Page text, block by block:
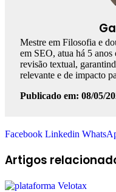
Mestre em Filosofia e
em SEO, atua há 5
revisão textual,
relevante e de impacto
Publicado em: 08/05/
Facebook Linkedin
Artigos